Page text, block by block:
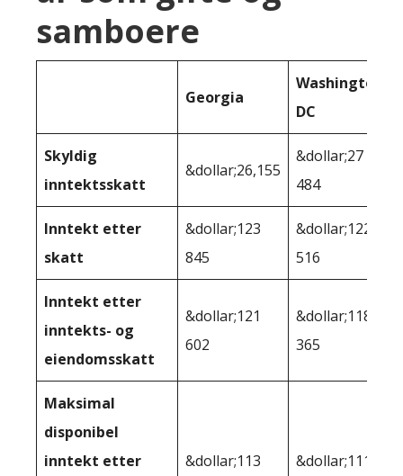
samboere
Georgia
Washington
DC
Skyldig
inntektsskatt
&dollar;26,155
&dollar;27
484
Inntekt etter
skatt
&dollar;123
845
&dollar;122
516
Inntekt etter
inntekts- og
eiendomsskatt
&dollar;121
602
&dollar;118
365
Maksimal
disponibel
inntekt etter
&dollar;113
&dollar;111